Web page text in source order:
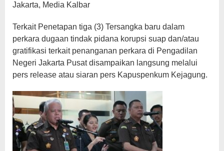
Jakarta, Media Kalbar
Terkait Penetapan tiga (3) Tersangka baru dalam
perkara dugaan tindak pidana korupsi suap dan/atau
gratifikasi terkait penanganan perkara di Pengadilan
Negeri Jakarta Pusat disampaikan langsung melalui
pers release atau siaran pers Kapuspenkum Kejagung.